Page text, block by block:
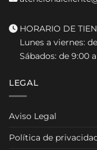
HORARIO DE
Lunes a viernes:
Sábados: de 9:00
LEGAL
Aviso Legal
Política de